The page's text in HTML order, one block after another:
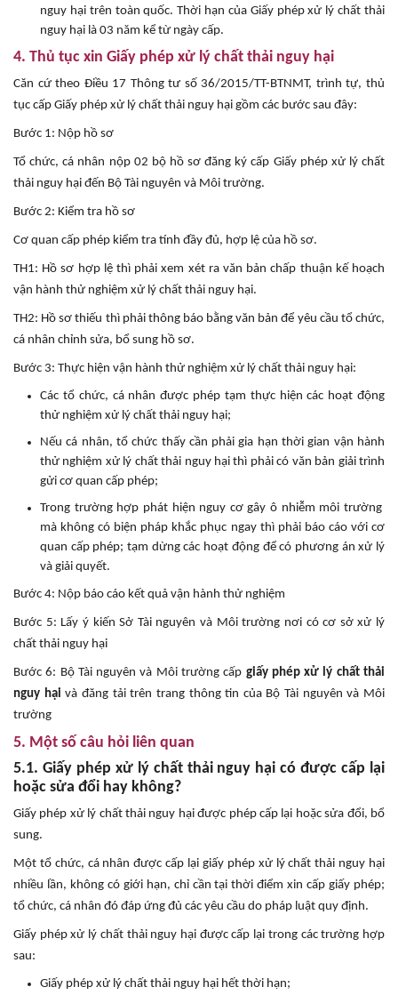
nguy hại trên toàn quốc. Thời hạn của Giấy phép xử lý chất thải
nguy hại là 03 năm kể từ ngày cấp.
4. Thủ tục xin Giấy phép xử lý chất thải nguy hại
Căn cứ theo Điều 17 Thông tư số 36/2015/TT-BTNMT, trình tự, thủ
tục cấp Giấy phép xử lý chất thải nguy hại gồm các bước sau đây:
Bước 1: Nộp hồ sơ
Tổ chức, cá nhân nộp 02 bộ hồ sơ đăng ký cấp Giấy phép xử lý chất
thải nguy hại đến Bộ Tài nguyên và Môi trường.
Bước 2: Kiểm tra hồ sơ
Cơ quan cấp phép kiểm tra tính đầy đủ, hợp lệ của hồ sơ.
TH1: Hồ sơ hợp lệ thì phải xem xét ra văn bản chấp thuận kế hoạch
vận hành thử nghiệm xử lý chất thải nguy hại.
TH2: Hồ sơ thiếu thì phải thông báo bằng văn bản để yêu cầu tổ chức,
cá nhân chỉnh sửa, bổ sung hồ sơ.
Bước 3: Thực hiện vận hành thử nghiệm xử lý chất thải nguy hại:
Các tổ chức, cá nhân được phép tạm thực hiện các hoạt động
thử nghiệm xử lý chất thải nguy hại;
Nếu cá nhân, tổ chức thấy cần phải gia hạn thời gian vận hành
thử nghiệm xử lý chất thải nguy hại thì phải có văn bản giải trình
gửi cơ quan cấp phép;
Trong trường hợp phát hiện nguy cơ gây ô nhiễm môi trường
mà không có biện pháp khắc phục ngay thì phải báo cáo với cơ
quan cấp phép; tạm dừng các hoạt động để có phương án xử lý
và giải quyết.
Bước 4: Nộp báo cáo kết quả vận hành thử nghiệm
Bước 5: Lấy ý kiến Sở Tài nguyên và Môi trường nơi có cơ sở xử lý
chất thải nguy hại
Bước 6: Bộ Tài nguyên và Môi trường cấp giấy phép xử lý chất thải
nguy hại và đăng tải trên trang thông tin của Bộ Tài nguyên và Môi
trường
5. Một số câu hỏi liên quan
5.1. Giấy phép xử lý chất thải nguy hại có được cấp lại
hoặc sửa đổi hay không?
Giấy phép xử lý chất thải nguy hại được phép cấp lại hoặc sửa đổi, bổ
sung.
Một tổ chức, cá nhân được cấp lại giấy phép xử lý chất thải nguy hại
nhiều lần, không có giới hạn, chỉ cần tại thời điểm xin cấp giấy phép;
tổ chức, cá nhân đó đáp ứng đủ các yêu cầu do pháp luật quy định.
Giấy phép xử lý chất thải nguy hại được cấp lại trong các trường hợp
sau:
Giấy phép xử lý chất thải nguy hại hết thời hạn;